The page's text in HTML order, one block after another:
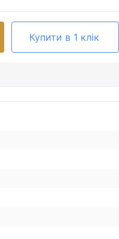
Купити в 1 клік